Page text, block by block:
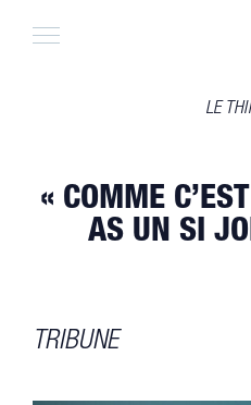
LE
« COMME
AS UN SI
TRIBUNE